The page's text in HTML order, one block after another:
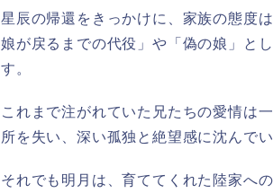
星辰の帰還をきっかけに、家族の態度
娘が戻るまでの代役」や「偽の娘」と
す。
これまで注がれていた兄たちの愛情は
所を失い、深い孤独と絶望感に沈んでい
それでも明月は、育ててくれた陸家へ